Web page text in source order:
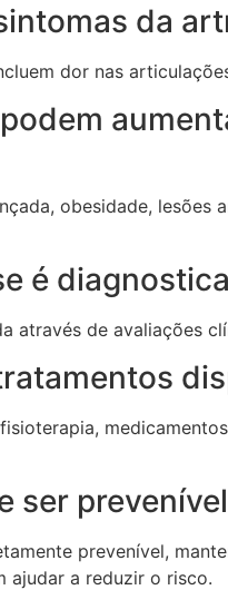
da
dor nas
obesidade, lesões
é
através de avaliações
ser
prevenível,
ajudar a reduzir o risco.